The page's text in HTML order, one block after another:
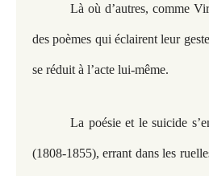
Là où d’autres, comme
des poèmes qui éclairent leur
se réduit à l’acte lui-même.
La poésie et le suicide
(1808-1855), errant dans les